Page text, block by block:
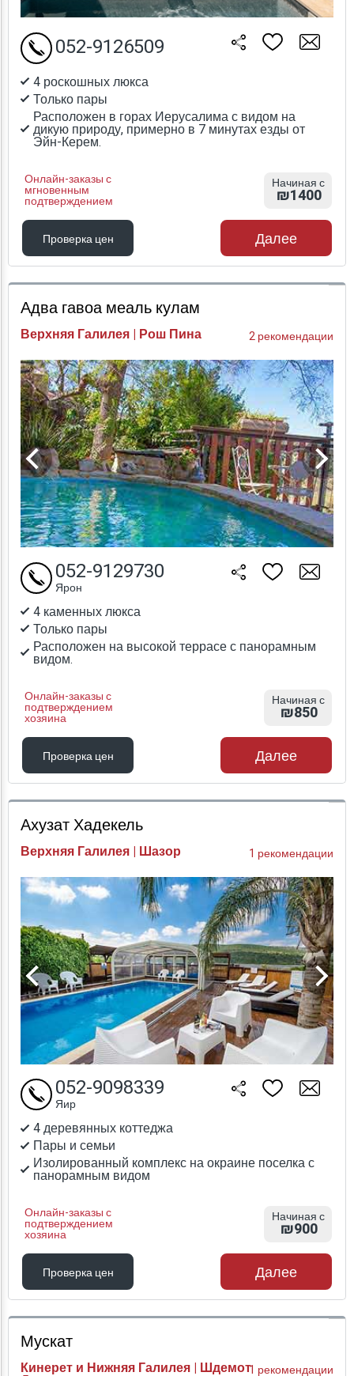
4 роскошных люкса
Только пары
Расположен в горах Иерусалима с видом на
дикую природу, примерно в 7 минутах езды от
Эйн-Керем.
Онлайн-заказы с
мгновенным
подтверждением
052-9126509
Начиная с
₪1400
Проверка цен
Проверка цен
Далее
Адва гавоа меаль кулам
Верхняя Галилея | Рош Пина 2 рекомендации
4 каменных люкса
Только пары
Расположен на высокой террасе с панорамным
видом.
Онлайн-заказы с
подтверждением
хозяина
052-9129730
Ярон
Начиная с
₪850
Проверка цен
Проверка цен
Далее
Ахузат Хадекель
Верхняя Галилея | Шазор 1 рекомендации
4 деревянных коттеджа
Пары и семьи
Изолированный комплекс на окраине поселка с
панорамным видом
Онлайн-заказы с
подтверждением
хозяина
052-9098339
Яир
Начиная с
₪900
Проверка цен
Проверка цен
Далее
Мускат
Кинерет и Нижняя Галилея | Шдемот1 рекомендации